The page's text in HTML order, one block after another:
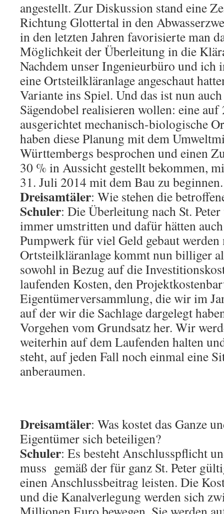
angestellt. Zur Diskussion stand eine
Richtung Glottertal in den
in den letzten Jahren favorisierte man
Möglichkeit der Überleitung in die
Nachdem unser Ingenieurbüro und ich
eine Ortsteilkläranlage angeschaut
Variante ins Spiel. Und das ist nun
Sägendobel realisieren wollen: eine
ausgerichtet mechanisch-biologische
haben diese Planung mit dem
Württembergs besprochen und einen
30 % in Aussicht gestellt bekommen,
31. Juli 2014 mit dem Bau zu beginnen.
Dreisamtäler: Wie stehen die
Schuler: Die Überleitung nach St.
immer umstritten und dafür hätten
Pumpwerk für viel Geld gebaut werden
Ortsteilkläranlage kommt nun billiger
sowohl in Bezug auf die
laufenden Kosten, den
Eigentümerversammlung, die wir im
auf der wir die Sachlage dargelegt
Vorgehen vom Grundsatz her. Wir
weiterhin auf dem Laufenden halten
steht, auf jeden Fall noch einmal eine
anberaumen.
Dreisamtäler: Was kostet das Ganze
Eigentümer sich beteiligen?
Schuler: Es besteht Anschlusspflicht
muss gemäß der für ganz St. Peter
einen Anschlussbeitrag leisten. Die
und die Kanalverlegung werden sich